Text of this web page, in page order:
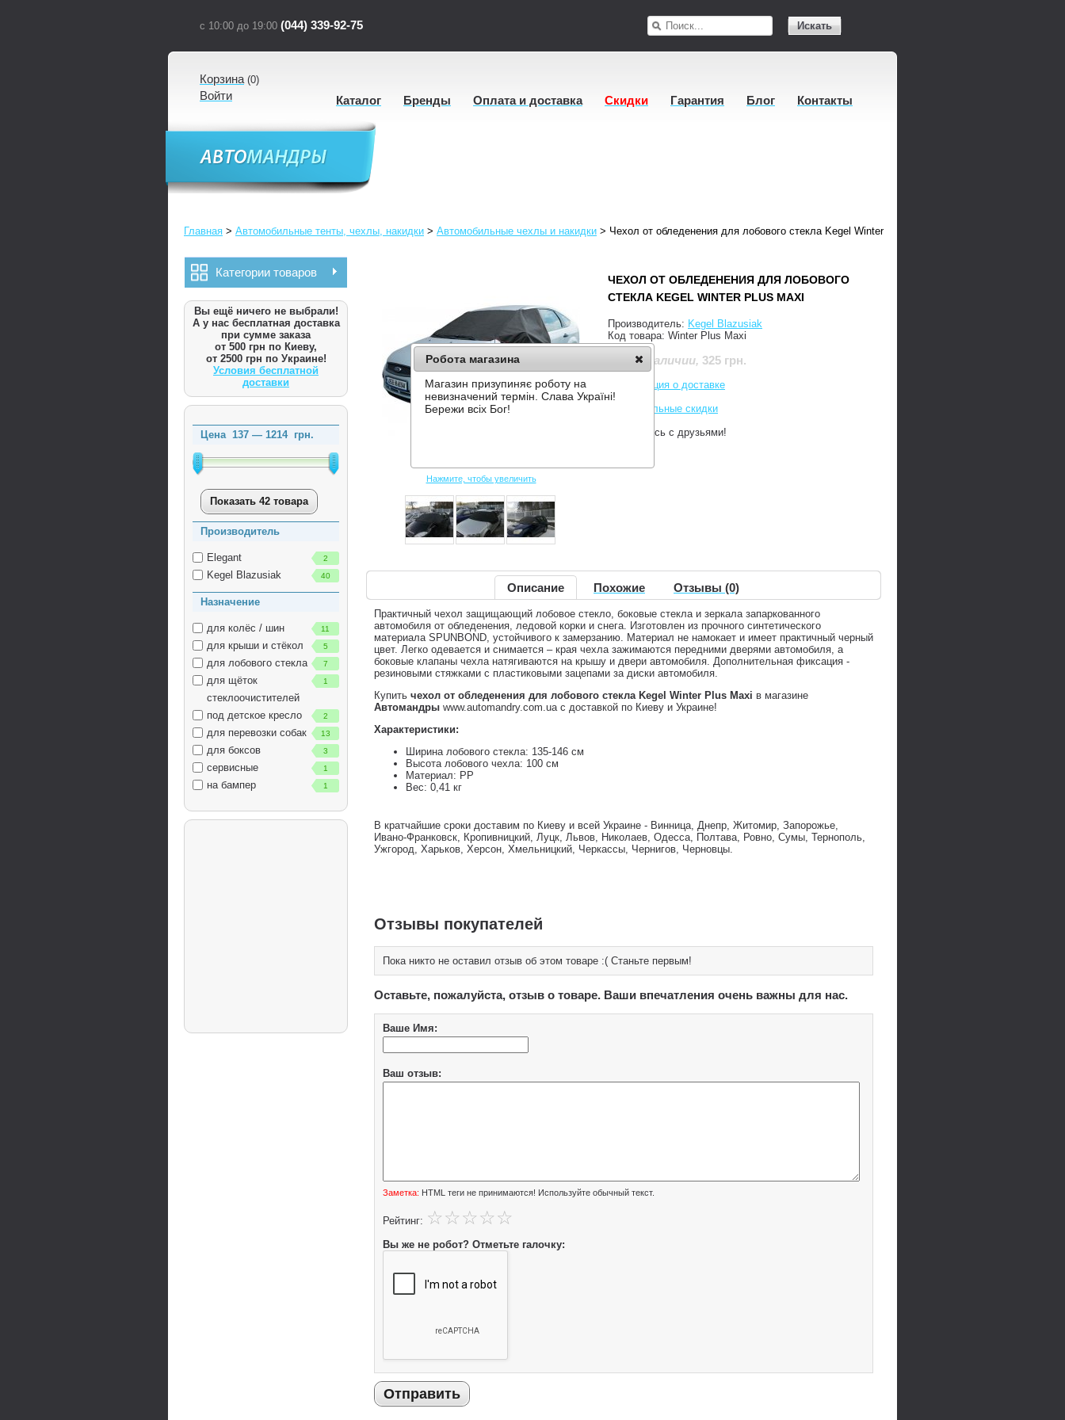
с 10:00 до 19:00 (044) 339-92-75 Искать
Корзина(0)
Войти Каталог Бренды Оплата и доставка Скидки Гарантия Блог Контакты
Главная > Автомобильные тенты, чехлы, накидки > Автомобильные чехлы и накидки > Чехол от обледенения для лобового стекла Kegel Winter Plus Maxi
Категории товаров
Вы ещё ничего не выбрали!
А у нас бесплатная доставка
при сумме заказа
от 500 грн по Киеву,
от 2500 грн по Украине!
Условия бесплатной
доставки
Цена 137 — 1214грн.
Показать 42 товара
Производитель
Elegant 2
Kegel Blazusiak 40
Назначение
для колёс / шин 11
для крыши и стёкол 5
для лобового стекла 7
для щёток
стеклоочистителей
1
под детское кресло 2
для перевозки собак 13
для боксов 3
сервисные 1
на бампер 1
Нажмите, чтобы увеличить
ЧЕХОЛ ОТ ОБЛЕДЕНЕНИЯ ДЛЯ ЛОБОВОГО
СТЕКЛА KEGEL WINTER PLUS MAXI
Производитель: Kegel Blazusiak
Код товара: Winter Plus Maxi
Нет в наличии, 325 грн.
Информация о доставке
Накопительные скидки
Поделитесь с друзьями!
Описание Похожие Отзывы (0)
Практичный чехол защищающий лобовое стекло, боковые стекла и зеркала запаркованного
автомобиля от обледенения, ледовой корки и снега. Изготовлен из прочного синтетического
материала SPUNBOND, устойчивого к замерзанию. Материал не намокает и имеет практичный черный
цвет. Легко одевается и снимается – края чехла зажимаются передними дверями автомобиля, а
боковые клапаны чехла натягиваются на крышу и двери автомобиля. Дополнительная фиксация -
резиновыми стяжками с пластиковыми зацепами за диски автомобиля.
Купить чехол от обледенения для лобового стекла Kegel Winter Plus Maxi в магазине
Автомандры www.automandry.com.ua с доставкой по Киеву и Украине!
Характеристики:
Ширина лобового стекла: 135-146 см
Высота лобового чехла: 100 см
Материал: РР
Вес: 0,41 кг
В кратчайшие сроки доставим по Киеву и всей Украине - Винница, Днепр, Житомир, Запорожье,
Ивано-Франковск, Кропивницкий, Луцк, Львов, Николаев, Одесса, Полтава, Ровно, Сумы, Тернополь,
Ужгород, Харьков, Херсон, Хмельницкий, Черкассы, Чернигов, Черновцы.
Отзывы покупателей
Пока никто не оставил отзыв об этом товаре :( Станьте первым!
Оставьте, пожалуйста, отзыв о товаре. Ваши впечатления очень важны для нас.
Ваше Имя:
Ваш отзыв:
Заметка: HTML теги не принимаются! Используйте обычный текст.
Рейтинг:
Вы же не робот? Отметьте галочку:
Отправить
Робота магазина
Магазин призупиняє роботу на
невизначений термін. Слава Україні!
Бережи всіх Бог!